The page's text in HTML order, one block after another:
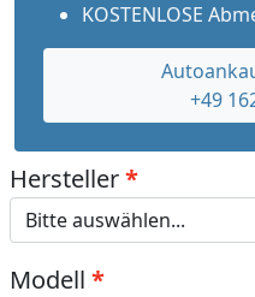
KOSTENLOSE
+49
Hersteller
Modell